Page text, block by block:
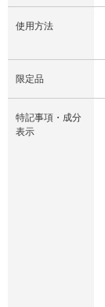
使用方法
限定品
特記事項・成分
表示